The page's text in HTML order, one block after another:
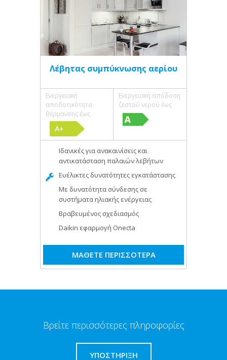
Λέβητας συμπύκνωσης αερίου
Ενεργειακή
αποδοτικότητα
θέρμανσης έως
Ενεργειακή απόδοση
ζεστού νερού έως
Ιδανικές για ανακαινίσεις και
αντικατάσταση παλαιών λεβήτων
Ευέλικτες δυνατότητες εγκατάστασης
Με δυνατότητα σύνδεσης σε
συστήματα ηλιακής ενέργειας
Βραβευμένος σχεδιασμός
Daikin εφαρμογή Onecta
ΜΑΘΕΤΕ ΠΕΡΙΣΣΟΤΕΡΑ
Βρείτε περισσότερες πληροφορίες
ΥΠΟΣΤΗΡΙΞΗ